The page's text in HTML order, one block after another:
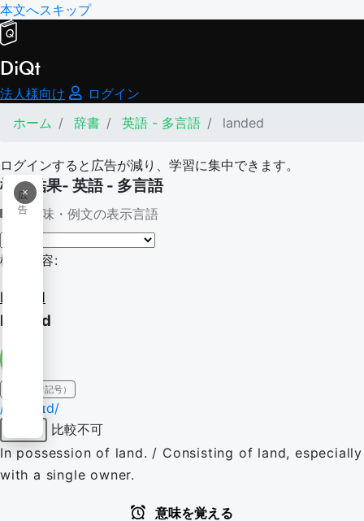
本文へスキップ
DiQt
法人様向け
ログイン
ホーム
辞書 英語 - 多言語 landed
ログインすると広告が減り、学習に集中できます。
×
広
告
検索結果- 英語 - 多言語
意味・例文の表示言語
検索内容:
landed
landed
IPA（発音記号）
/ˈlænd.ɪd/
比較不可
In possession of land. / Consisting of land, especially
with a single owner.
意味を覚える